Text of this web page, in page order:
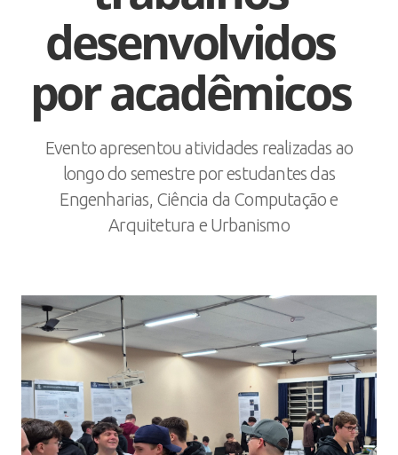
desenvolvidos
por acadêmicos
Evento apresentou atividades realizadas ao
longo do semestre por estudantes das
Engenharias, Ciência da Computação e
Arquitetura e Urbanismo